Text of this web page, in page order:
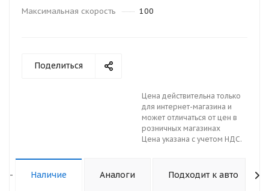
Максимальная скорость 100
Поделиться
Цена действительна только
для интернет-магазина и
может отличаться от цен в
розничных магазинах
Цена указана с учетом НДС.
- Наличие Аналоги Подходит к авто